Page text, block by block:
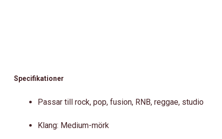
Specifikationer
Passar till rock, pop, fusion, RNB, reggae, studio
Klang: Medium-mörk